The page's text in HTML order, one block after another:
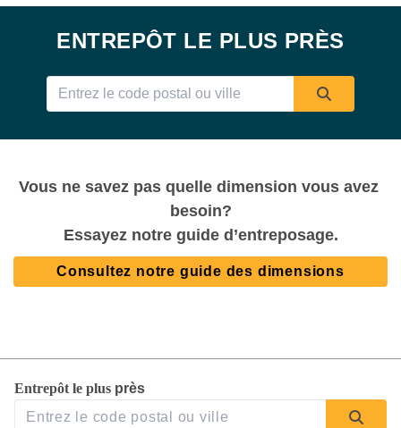
ENTREPÔT LE PLUS PRÈS
Vous ne savez pas quelle dimension vous avez
besoin?
Essayez notre guide d’entreposage.
Consultez notre guide des dimensions
Entrepôt le plus près